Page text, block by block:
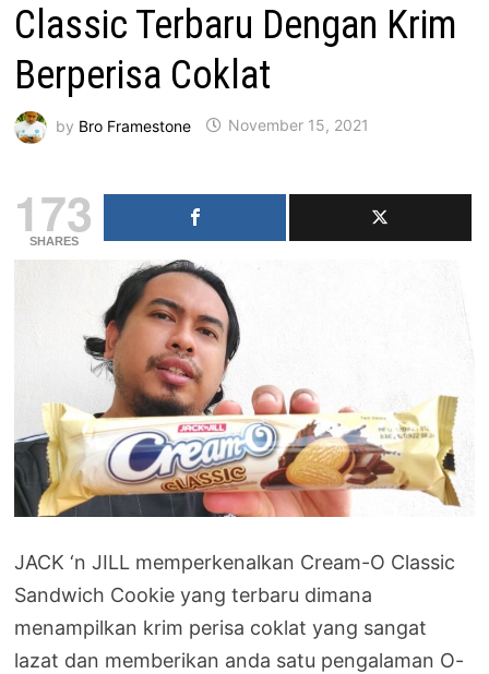
Classic Terbaru Dengan Krim
Berperisa Coklat
by Bro Framestone November 15, 2021
173
SHARES
JACK ‘n JILL memperkenalkan Cream-O Classic
Sandwich Cookie yang terbaru dimana
menampilkan krim perisa coklat yang sangat
lazat dan memberikan anda satu pengalaman O-